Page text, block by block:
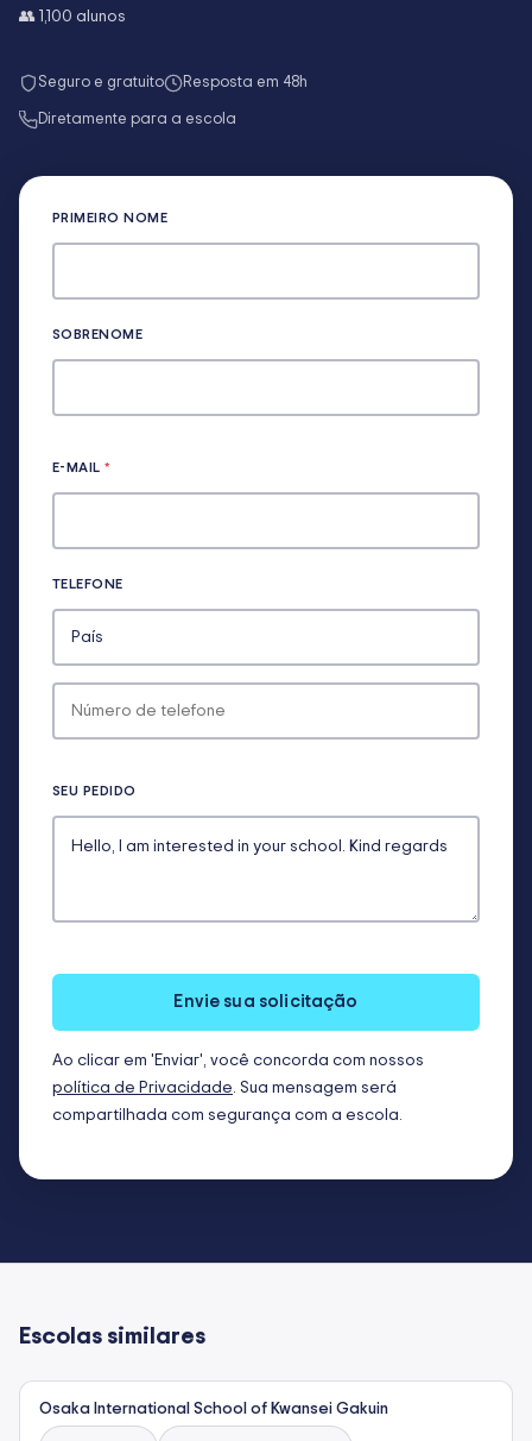
👥 1,100 alunos
Seguro e gratuito Resposta em 48h
Diretamente para a escola
PRIMEIRO NOME
SOBRENOME
E-MAIL*
TELEFONE
SEU PEDIDO
Envie sua solicitação
Ao clicar em 'Enviar', você concorda com nossos
política de Privacidade. Sua mensagem será
compartilhada com segurança com a escola.
Escolas similares
Osaka International School of Kwansei Gakuin